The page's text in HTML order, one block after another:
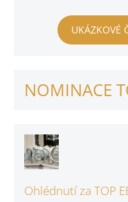
UKÁZKOVÉ
NOMINACE
Ohlédnutí za TOP